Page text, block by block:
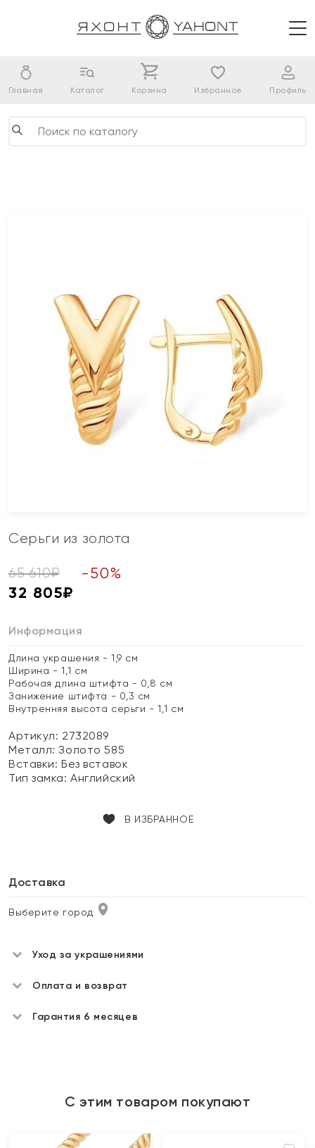
Главная Каталог Корзина Избранное Профиль
Серьги из золота
65 610₽ -50%
32 805₽
Информация
Длина украшения - 1,9 см
Ширина - 1,1 см
Рабочая длина штифта - 0,8 см
Занижение штифта - 0,3 см
Внутренняя высота серьги - 1,1 см
Артикул: 2732089
Металл:Золото 585
Вставки:Без вставок
Тип замка:Английский
В ИЗБРАННОЕ
Доставка
Выберите город
Уход за украшениями
Оплата и возврат
Гарантия 6 месяцев
С этим товаром покупают